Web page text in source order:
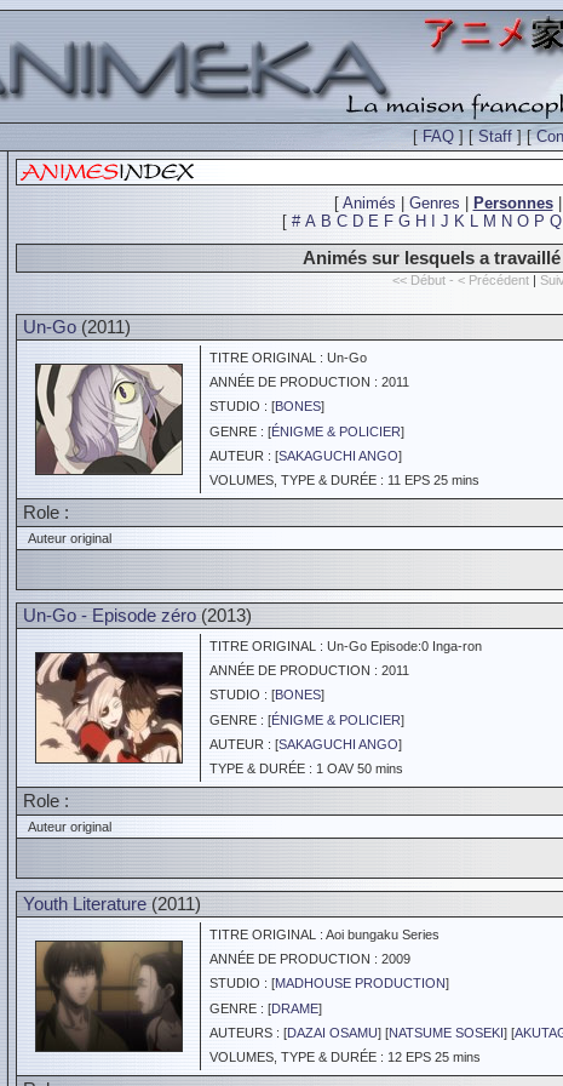
[FAQ ] [Staff ] [
[ Animés Genres Personnes|
[ # A B C D E F G H J K L M N O P Q
Animés sur lesquels a
<< Début - < Précédent |
Un-Go (2011)
TITRE ORIGINAL : Un-Go
ANNÉE DE PRODUCTION : 2011
STUDIO : [BONES]
GENRE : [ÉNIGME & POLICIER]
AUTEUR : [SAKAGUCHI ANGO]
VOLUMES, TYPE & DURÉE : 11 EPS 25 mins
Role :
Auteur original
Un-Go - Episode zéro (2013)
TITRE ORIGINAL : Un-Go Episode:0 Inga-ron
ANNÉE DE PRODUCTION : 2011
STUDIO : [BONES]
GENRE : [ÉNIGME & POLICIER]
AUTEUR : [SAKAGUCHI ANGO]
TYPE & DURÉE : 1 OAV 50 mins
Role :
Auteur original
Youth Literature (2011)
TITRE ORIGINAL : Aoi bungaku Series
ANNÉE DE PRODUCTION : 2009
STUDIO : [MADHOUSE PRODUCTION]
GENRE : [DRAME]
AUTEURS : [DAZAI OSAMU] [NATSUME SOSEKI] [
VOLUMES, TYPE & DURÉE : 12 EPS 25 mins